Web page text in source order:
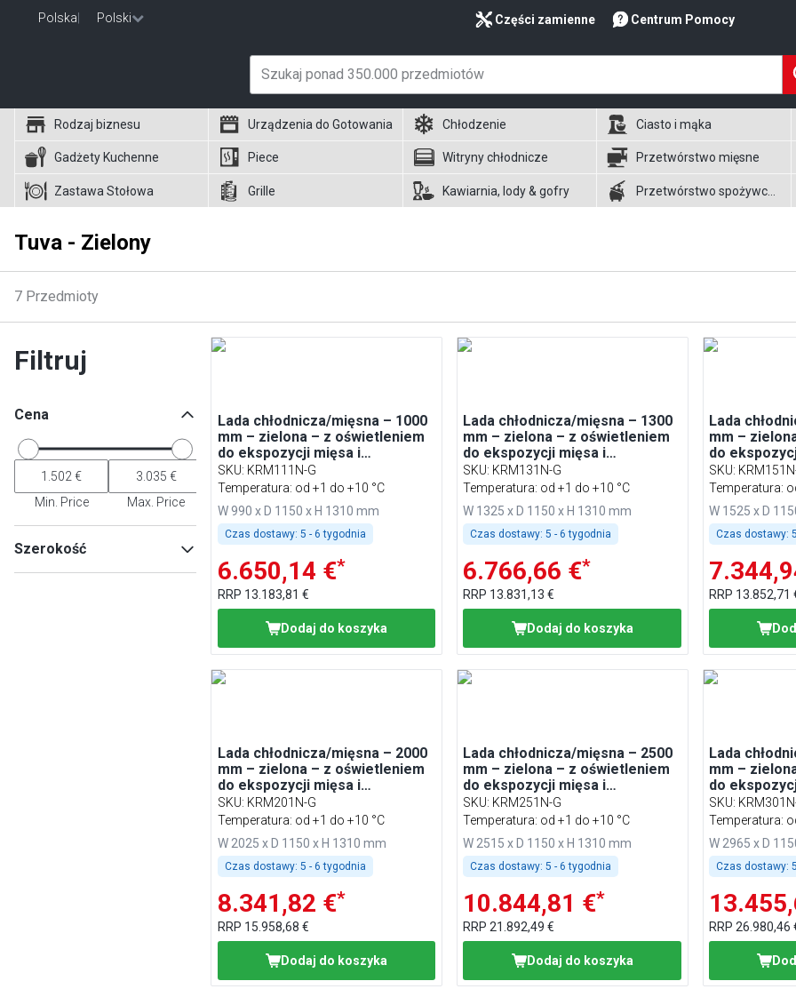
Polska Polski Części zamienne Centrum Pomocy
Rodzaj biznesu Urządzenia do Gotowania Chłodzenie Ciasto i mąka
Gadżety Kuchenne Piece Witryny chłodnicze Przetwórstwo mięsne
Zastawa Stołowa Grille Kawiarnia, lody & gofry
Tuva - Zielony
7 Przedmioty
Filtruj
Cena
Min. Price Max. Price
Szerokość
Lada chłodnicza/mięsna – 1000
mm – zielona – z oświetleniem
do ekspozycji mięsa i
podświetlanym panelem
przednim
SKU: KRM111N-G
Temperatura: od +1 do +10 °C
W 990 x D 1150 x H 1310 mm
Czas dostawy: 5 - 6 tygodnia
6.650,14 €*
RRP 13.183,81 €
Dodaj do koszyka
Lada chłodnicza/mięsna – 1300
mm – zielona – z oświetleniem
do ekspozycji mięsa i
podświetlanym panelem
przednim
SKU: KRM131N-G
Temperatura: od +1 do +10 °C
W 1325 x D 1150 x H 1310 mm
Czas dostawy: 5 - 6 tygodnia
6.766,66 €*
RRP 13.831,13 €
Dodaj do koszyka
Lada
mm –
do
przednim
SKU:
Temperatura:
W 1525 x D
Czas dostawy:
RRP 13.852,71
Lada chłodnicza/mięsna – 2000
mm – zielona – z oświetleniem
do ekspozycji mięsa i
podświetlanym panelem
przednim
SKU: KRM201N-G
Temperatura: od +1 do +10 °C
W 2025 x D 1150 x H 1310 mm
Czas dostawy: 5 - 6 tygodnia
8.341,82 €*
RRP 15.958,68 €
Dodaj do koszyka
Lada chłodnicza/mięsna – 2500
mm – zielona – z oświetleniem
do ekspozycji mięsa i
podświetlanym panelem
przednim
SKU: KRM251N-G
Temperatura: od +1 do +10 °C
W 2515 x D 1150 x H 1310 mm
Czas dostawy: 5 - 6 tygodnia
10.844,81 €*
RRP21.892,49 €
Dodaj do koszyka
Lada
mm –
do
przednim
SKU:
Temperatura:
W 2965 x D
Czas dostawy:
RRP26.980,46